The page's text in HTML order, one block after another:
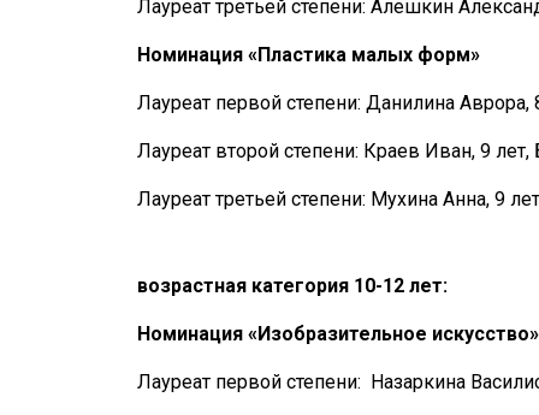
Лауреат третьей степени: Алешкин
Номинация «Пластика малых форм»
Лауреат первой степени: Данилина Аврора,
Лауреат второй степени: Краев Иван, 9 лет,
Лауреат третьей степени: Мухина Анна, 9 лет
возрастная категория 10-12 лет:
Номинация «Изобразительное
Лауреат первой степени: Назаркина